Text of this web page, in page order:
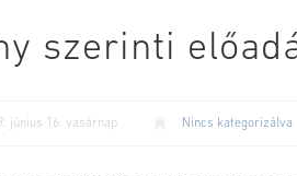
szerinti
június 16. vasárnap Nincs kategorizálva